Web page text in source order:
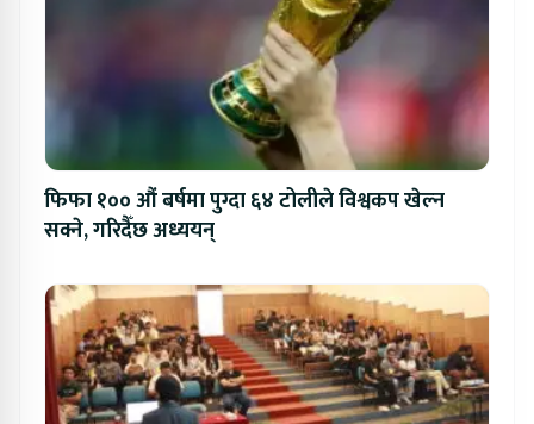
फिफा १०० औं बर्षमा पुग्दा ६४ टोलीले विश्वकप खेल्न
सक्ने, गरिदैँछ अध्ययन्